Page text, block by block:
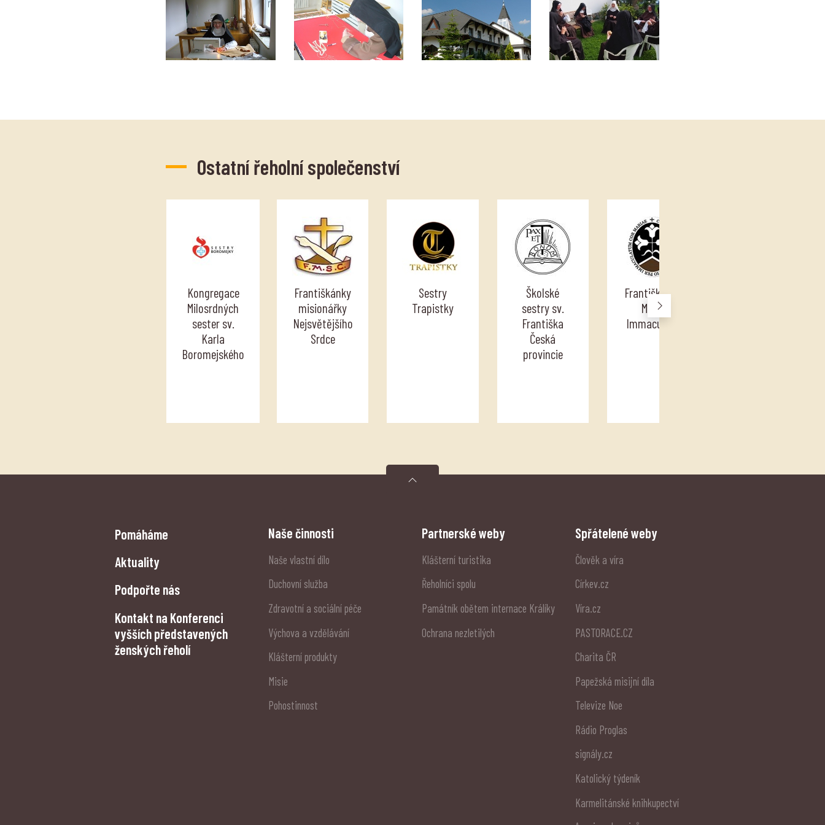
Ostatní řeholní společenství
Kongregace
Milosrdných
sester sv.
Karla
Boromejského
Františkánky
misionářky
Nejsvětějšího
Srdce
Sestry
Trapistky
Školské
sestry sv.
Františka
Česká
provincie
Františkánky
Marie
Immaculaty
next
Pomáháme
Aktuality
Podpořte nás
Kontakt na Konferenci
vyšších představených
ženských řeholí
Naše činnosti
Naše vlastní dílo
Duchovní služba
Zdravotní a sociální péče
Výchova a vzdělávání
Klášterní produkty
Misie
Pohostinnost
Partnerské weby
Klášterní turistika
Řeholníci spolu
Památník obětem internace Králíky
Ochrana nezletilých
Spřátelené weby
Člověk a víra
Církev.cz
Víra.cz
PASTORACE.CZ
Charita ČR
Papežská misijní díla
Televize Noe
Rádio Proglas
signály.cz
Katolický týdeník
Karmelitánské knihkupectví